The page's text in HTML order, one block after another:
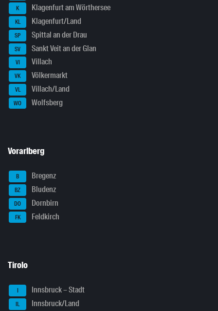
K Klagenfurt am Wörthersee
KL Klagenfurt/Land
SP Spittal an der Drau
SV Sankt Veit an der Glan
VI Villach
VK Völkermarkt
VL Villach/Land
WO Wolfsberg
Vorarlberg
B Bregenz
BZ Bludenz
DO Dornbirn
FK Feldkirch
Tirolo
I Innsbruck – Stadt
IL Innsbruck/Land